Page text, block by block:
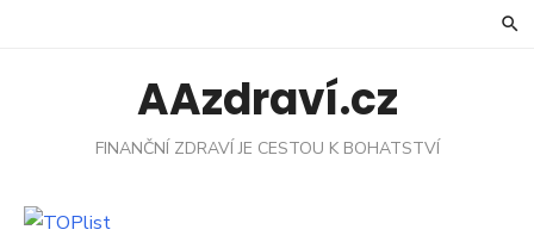
AAzdraví.cz
FINANČNÍ ZDRAVÍ JE CESTOU K BOHATSTVÍ